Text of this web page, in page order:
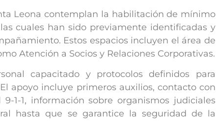
Leona contemplan la habilitación de mínimo
cuales han sido previamente identificadas y
Estos espacios incluyen el área de
Atención a Socios y Relaciones Corporativas.
capacitado y protocolos definidos para
apoyo incluye primeros auxilios, contacto con
1-1, información sobre organismos judiciales
hasta que se garantice la seguridad de la